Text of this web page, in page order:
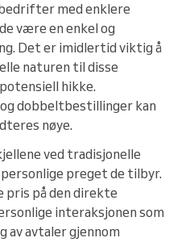
med enklere
være en enkel og
Det er imidlertid viktig å
naturen til disse
hikke.
dobbeltbestillinger kan
nøye.
ved tradisjonelle
preget de tilbyr.
pris på den direkte
interaksjonen som
av avtaler gjennom